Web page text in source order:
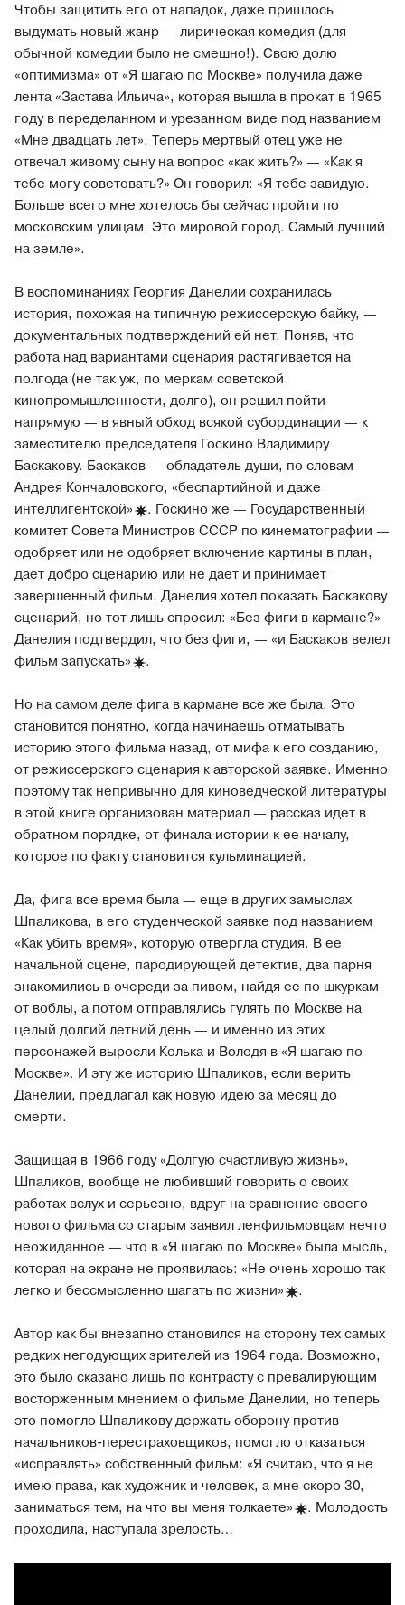
Чтобы защитить его от нападок, даже пришлось
выдумать новый жанр — лирическая комедия (для
обычной комедии было не смешно!). Свою долю
«оптимизма» от «Я шагаю по Москве» получила даже
лента «Застава Ильича», которая вышла в прокат в 1965
году в переделанном и урезанном виде под названием
«Мне двадцать лет». Теперь мертвый отец уже не
отвечал живому сыну на вопрос «как жить?» — «Как я
тебе могу советовать?» Он говорил: «Я тебе завидую.
Больше всего мне хотелось бы сейчас пройти по
московским улицам. Это мировой город. Самый лучший
на земле».
В воспоминаниях Георгия Данелии сохранилась
история, похожая на типичную режиссерскую байку, —
документальных подтверждений ей нет. Поняв, что
работа над вариантами сценария растягивается на
полгода (не так уж, по меркам советской
кинопромышленности, долго), он решил пойти
напрямую — в явный обход всякой субординации — к
заместителю председателя Госкино Владимиру
Баскакову. Баскаков — обладатель души, по словам
Андрея Кончаловского, «беспартийной и даже
интеллигентской»
. Госкино же — Государственный
комитет Совета Министров СССР по кинематографии —
одобряет или не одобряет включение картины в план,
дает добро сценарию или не дает и принимает
завершенный фильм. Данелия хотел показать Баскакову
сценарий, но тот лишь спросил: «Без фиги в кармане?»
Данелия подтвердил, что без фиги, — «и Баскаков велел
фильм запускать» .
Но на самом деле фига в кармане все же была. Это
становится понятно, когда начинаешь отматывать
историю этого фильма назад, от мифа к его созданию,
от режиссерского сценария к авторской заявке. Именно
поэтому так непривычно для киноведческой литературы
в этой книге организован материал — рассказ идет в
обратном порядке, от финала истории к ее началу,
которое по факту становится кульминацией.
Да, фига все время была — еще в других замыслах
Шпаликова, в его студенческой заявке под названием
«Как убить время», которую отвергла студия. В ее
начальной сцене, пародирующей детектив, два парня
знакомились в очереди за пивом, найдя ее по шкуркам
от воблы, а потом отправлялись гулять по Москве на
целый долгий летний день — и именно из этих
персонажей выросли Колька и Володя в «Я шагаю по
Москве». И эту же историю Шпаликов, если верить
Данелии, предлагал как новую идею за месяц до
смерти.
Защищая в 1966 году «Долгую счастливую жизнь»,
Шпаликов, вообще не любивший говорить о своих
работах вслух и серьезно, вдруг на сравнение своего
нового фильма со старым заявил ленфильмовцам нечто
неожиданное — что в «Я шагаю по Москве» была мысль,
которая на экране не проявилась: «Не очень хорошо так
легко и бессмысленно шагать по жизни» .
Автор как бы внезапно становился на сторону тех самых
редких негодующих зрителей из 1964 года. Возможно,
это было сказано лишь по контрасту с превалирующим
восторженным мнением о фильме Данелии, но теперь
это помогло Шпаликову держать оборону против
начальников-перестраховщиков, помогло отказаться
«исправлять» собственный фильм: «Я считаю, что я не
имею права, как художник и человек, а мне скоро 30,
заниматься тем, на что вы меня толкаете»
. Молодость
проходила, наступала зрелость…